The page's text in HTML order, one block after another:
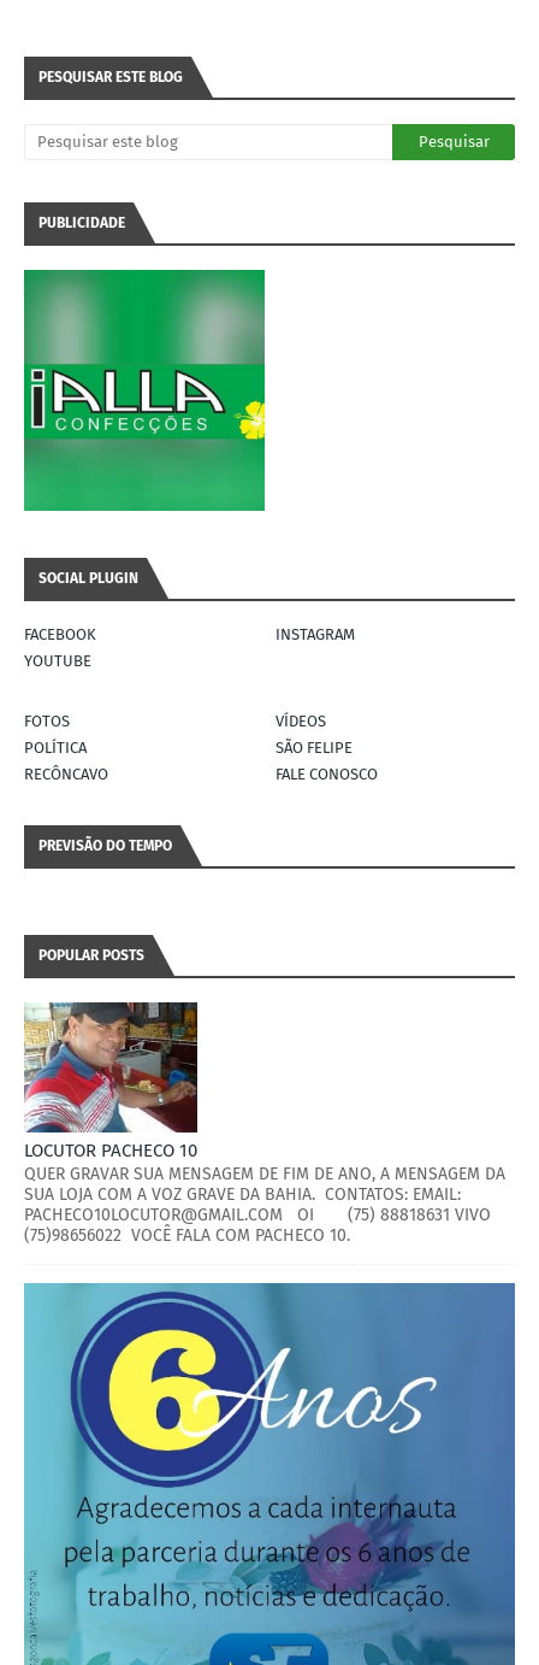
PESQUISAR ESTE BLOG
PUBLICIDADE
SOCIAL PLUGIN
FACEBOOK
INSTAGRAM
YOUTUBE
FOTOS
VÍDEOS
POLÍTICA
SÃO FELIPE
RECÔNCAVO
FALE CONOSCO
PREVISÃO DO TEMPO
POPULAR POSTS
LOCUTOR PACHECO 10
QUER GRAVAR SUA MENSAGEM DE FIM DE ANO, A MENSAGEM DA
SUA LOJA COM A VOZ GRAVE DA BAHIA. CONTATOS: EMAIL:
PACHECO10LOCUTOR@GMAIL.COM OI (75) 88818631 VIVO
(75)98656022 VOCÊ FALA COM PACHECO 10.